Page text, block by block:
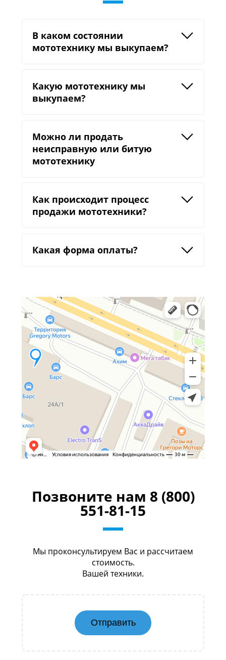
В каком состоянии
мототехнику мы выкупаем?
Какую мототехнику мы
выкупаем?
Можно ли продать
неисправную или битую
мототехнику
Как происходит процесс
продажи мототехники?
Какая форма оплаты?
Позвоните нам 8 (800)
551-81-15
Мы проконсультируем Вас и рассчитаем
стоимость.
Вашей техники.
Отправить